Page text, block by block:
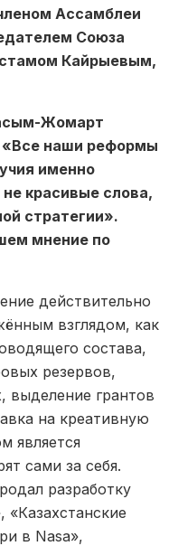
Ассамблеи
Союза
Кайрыевым,
Жомарт
«Все наши реформы
именно
красивые слова,
стратегии».
мнение по
действительно
взглядом, как
состава,
резервов,
грантов
на креативную
является
сами за себя.
разработку
в Nasa»,